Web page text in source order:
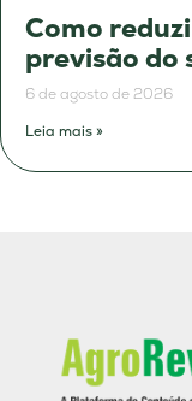
Como
previsão do
6 de agosto de 2026
Leia mais »